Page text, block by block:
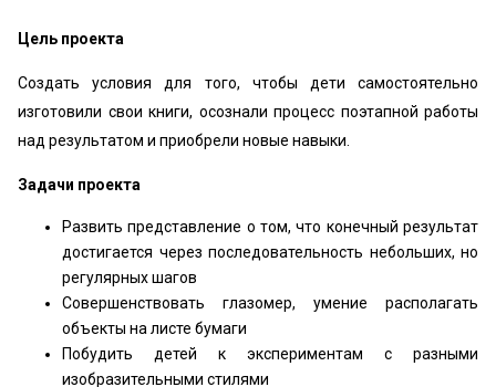
Цель проекта
Создать условия для того, чтобы дети самостоятельно
изготовили свои книги, осознали процесс поэтапной работы
над результатом и приобрели новые навыки.
Задачи проекта
Развить представление о том, что конечный результат
достигается через последовательность небольших, но
регулярных шагов
Совершенствовать глазомер, умение располагать
объекты на листе бумаги
Побудить детей к экспериментам с разными
изобразительными стилями